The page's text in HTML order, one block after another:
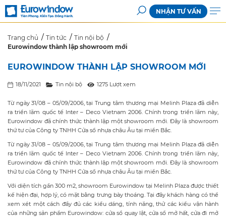
NHẬN TƯ VẤN
Trang chủ Tin tức
Tin nội bộ
Eurowindow thành lập showroom mới
EUROWINDOW THÀNH LẬP SHOWROOM MỚI
18/11/2021 Tin nội bộ 1275 Lượt xem
Từ ngày 31/08 – 05/09/2006, tại Trung tâm thương mại Melinh Plaza đã diễn
ra triển lãm quốc tế Inter – Deco Vietnam 2006. Chính trong triển lãm này,
Eurowindow đã chính thức thành lập một showroom mới. Đây là showroom
thứ tư của Công ty TNHH Cửa sổ nhựa châu Âu tại miền Bắc.
Từ ngày 31/08 – 05/09/2006, tại Trung tâm thương mại Melinh Plaza đã diễn
ra triển lãm quốc tế Inter – Deco Vietnam 2006. Chính trong triển lãm này,
Eurowindow đã chính thức thành lập một showroom mới. Đây là showroom
thứ tư của Công ty TNHH Cửa sổ nhựa châu Âu tại miền Bắc.
Với diện tích gần 300 m2, showroom Eurowindow tại Melinh Plaza được thiết
kế hiện đại, hợp lý, có mặt bằng trưng bày thoáng. Tại đây khách hàng có thể
xem xét một cách đầy đủ các kiểu dáng, tính năng, thử các kiểu vận hành
của những sản phẩm Eurowindow: cửa sổ quay lật, cửa sổ mở hất, cửa đi mở